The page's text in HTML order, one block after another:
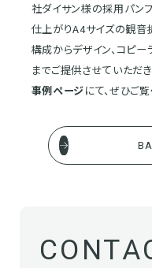
社ダイサン様の採用パン
仕上がりA4サイズの観音
構成からデザイン、コピー
までご提供させていただき
事例ページにて、ぜひご覧